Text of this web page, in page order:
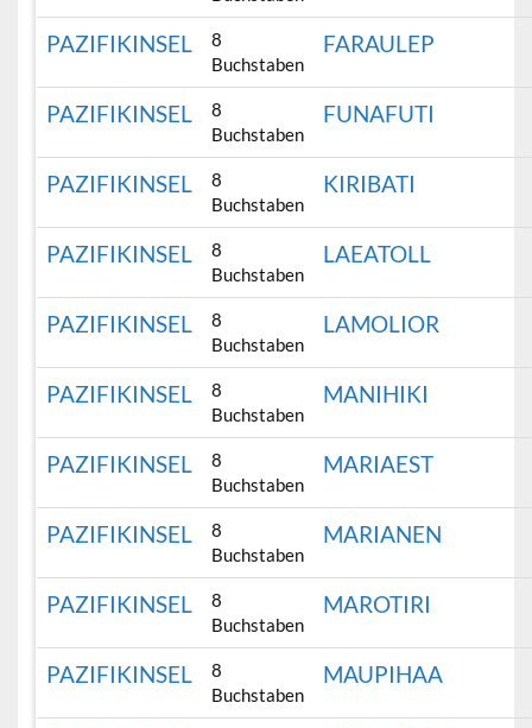
PAZIFIKINSEL
8
Buchstaben
FARAULEP
PAZIFIKINSEL
8
Buchstaben
FUNAFUTI
PAZIFIKINSEL
8
Buchstaben
KIRIBATI
PAZIFIKINSEL
8
Buchstaben
LAEATOLL
PAZIFIKINSEL
8
Buchstaben
LAMOLIOR
PAZIFIKINSEL
8
Buchstaben
MANIHIKI
PAZIFIKINSEL
8
Buchstaben
MARIAEST
PAZIFIKINSEL
8
Buchstaben
MARIANEN
PAZIFIKINSEL
8
Buchstaben
MAROTIRI
PAZIFIKINSEL
8
Buchstaben
MAUPIHAA